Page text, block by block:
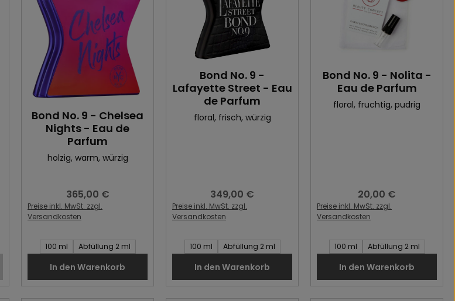
Bond No. 9 - Chelsea
Nights - Eau de
Parfum
holzig, warm, würzig
Regulärer Preis:
365,00 €
Preise inkl. MwSt. zzgl.
Versandkosten
Inhalt des Artikel:
100 ml Abfüllung 2 ml
In den Warenkorb
Bond No. 9 -
Lafayette Street - Eau
de Parfum
floral, frisch, würzig
Regulärer Preis:
349,00 €
Preise inkl. MwSt. zzgl.
Versandkosten
Inhalt des Artikel:
100 ml Abfüllung 2 ml
In den Warenkorb
Bond No. 9 - Nolita -
Eau de Parfum
floral, fruchtig, pudrig
Regulärer Preis:
20,00 €
Preise inkl. MwSt. zzgl.
Versandkosten
Inhalt des Artikel:
100 ml Abfüllung 2 ml
In den Warenkorb